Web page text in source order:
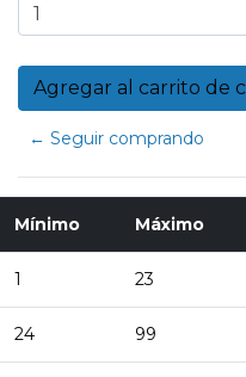
← Seguir comprando
Mínimo Máximo
1 23
24 99